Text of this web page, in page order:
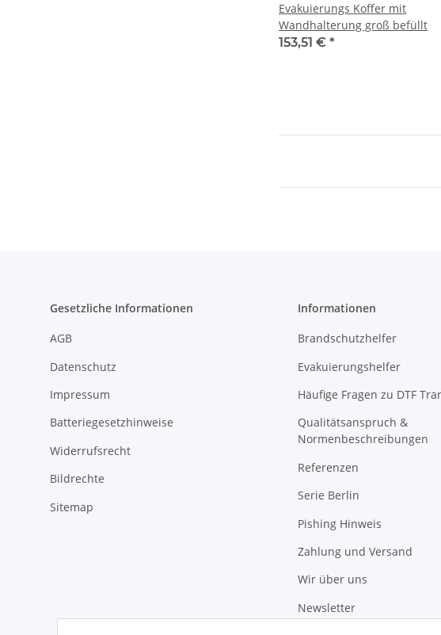
Evakuierungs Koffer mit
Wandhalterung groß befüllt
153,51 € *
Gesetzliche Informationen
AGB
Datenschutz
Impressum
Batteriegesetzhinweise
Widerrufsrecht
Bildrechte
Sitemap
Informationen
Brandschutzhelfer
Evakuierungshelfer
Häufige Fragen zu DTF
Qualitätsanspruch &
Normenbeschreibungen
Referenzen
Serie Berlin
Pishing Hinweis
Zahlung und Versand
Wir über uns
Newsletter